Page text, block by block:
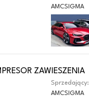
AMCSIGMA
ZAWIESZENIA
Sprzedający:
AMCSIGMA